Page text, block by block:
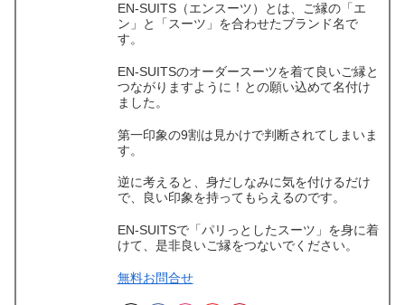
EN-SUITS（エンスーツ）とは、ご縁の「エ
ン」と「スーツ」を合わせたブランド名で
す。
EN-SUITSのオーダースーツを着て良いご縁と
つながりますように！との願い込めて名付け
ました。
第一印象の9割は見かけで判断されてしまいま
す。
逆に考えると、身だしなみに気を付けるだけ
で、良い印象を持ってもらえるのです。
EN-SUITSで「パリっとしたスーツ」を身に着
けて、是非良いご縁をつないでください。
無料お問合せ